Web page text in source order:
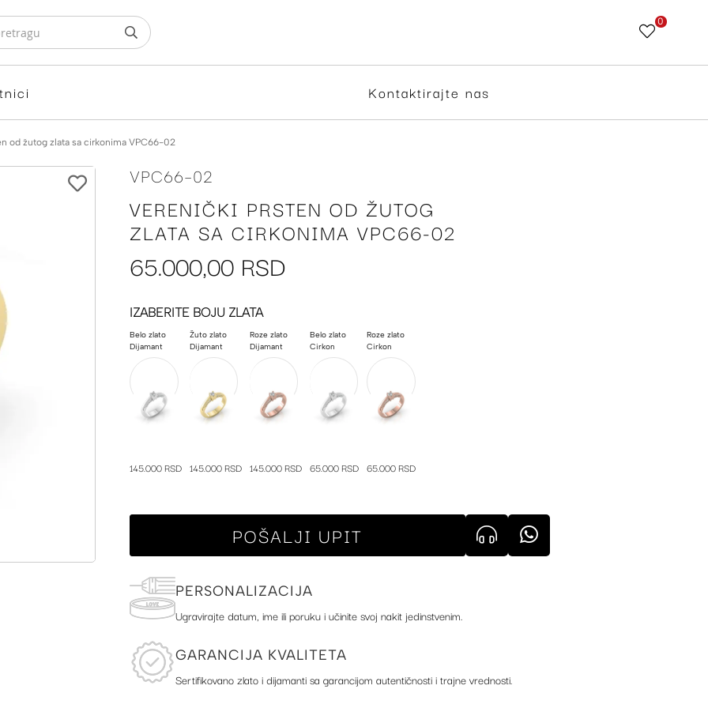
Skip
Content
0
Kontaktirajte nas
od žutog zlata sa cirkonima VPC66-02
VERENIČKI PRSTEN OD ŽUTOG
ZLATA SA CIRKONIMA VPC66-02
VPC66-02
65.000,00 RSD
IZABERITE BOJU ZLATA
Belo zlato
Dijamant
145.000 RSD
Žuto zlato
Dijamant
145.000 RSD
Roze zlato
Dijamant
145.000 RSD
Belo zlato
Cirkon
65.000 RSD
Roze zlato
Cirkon
65.000 RSD
POŠALJI UPIT
PERSONALIZACIJA
Ugravirajte datum, ime ili poruku i učinite svoj nakit jedinstvenim.
GARANCIJA KVALITETA
Sertifikovano zlato i dijamanti sa garancijom autentičnosti i trajne vrednosti.